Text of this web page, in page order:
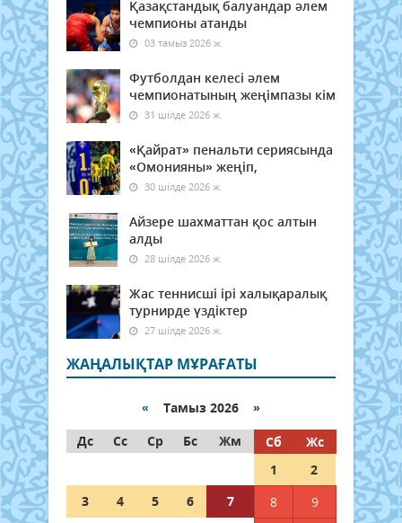
Қазақстандық балуандар әлем
чемпионы атанды
03 тамыз 2026 ж.
Футболдан келесі әлем
чемпионатының жеңімпазы кім
31 шілде 2026 ж.
«Қайрат» пенальти сериясында
«Омонияны» жеңіп,
30 шілде 2026 ж.
Айзере шахматтан қос алтын
алды
28 шілде 2026 ж.
Жас теннисші ірі халықаралық
турнирде үздіктер
27 шілде 2026 ж.
ЖАҢАЛЫҚТАР МҰРАҒАТЫ
« Тамыз 2026 »
Дс
Сс Ср Бс Жм Сб
Жс
1
2
3
4 5 6 7 8
9